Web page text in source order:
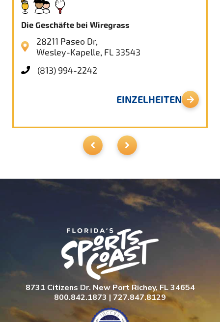
Die Geschäfte bei Wiregrass
28211 Paseo Dr,
Wesley-Kapelle, FL 33543
(813) 994-2242
EINZELHEITEN
8731 Citizens Dr. New Port Richey, FL 34654
800.842.1873 | 727.847.8129